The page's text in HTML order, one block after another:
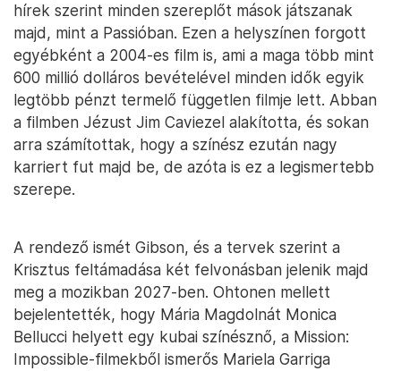
hírek szerint minden szereplőt mások játszanak
majd, mint a Passióban. Ezen a helyszínen forgott
egyébként a 2004-es film is, ami a maga több mint
600 millió dolláros bevételével minden idők egyik
legtöbb pénzt termelő független filmje lett. Abban
a filmben Jézust Jim Caviezel alakította, és sokan
arra számítottak, hogy a színész ezután nagy
karriert fut majd be, de azóta is ez a legismertebb
szerepe.
A rendező ismét Gibson, és a tervek szerint a
Krisztus feltámadása két felvonásban jelenik majd
meg a mozikban 2027-ben. Ohtonen mellett
bejelentették, hogy Mária Magdolnát Monica
Bellucci helyett egy kubai színésznő, a Mission:
Impossible-filmekből ismerős Mariela Garriga